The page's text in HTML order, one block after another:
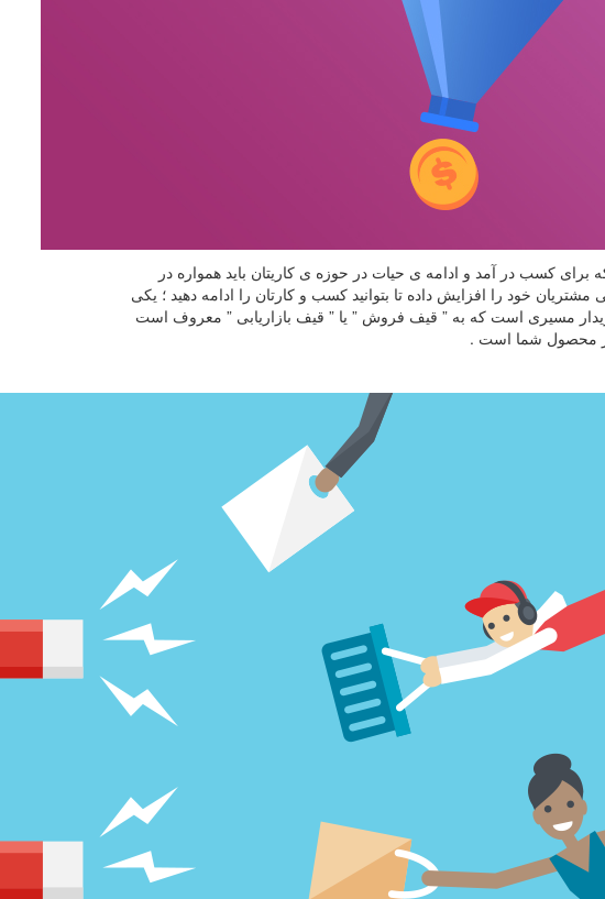
کسب در آمد و ادامه ی حیات در حوزه ی کاریتان باید همواره در
خود را افزایش داده تا بتوانید کسب و کارتان را ادامه دهید ؛ یکی
مسیری است که به ” قیف فروش ” یا ” قیف بازاریابی ” معروف است
محصول شما است .